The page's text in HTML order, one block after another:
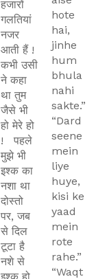
हजारों
गलतियां
नजर
आती हैं !
कभी उसी
ने कहा
था तुम
जैसे भी
हो मेरे हो
! पहले
मुझे भी
इश्क का
नशा था
दोस्तो
पर, जब
से दिल
टूटा है
नशे से
hote
hai,
jinhe
hum
bhula
nahi
sakte.”
“Dard
seene
mein
liye
huye,
kisi ke
yaad
mein
rote
rahe.”
“Waqt